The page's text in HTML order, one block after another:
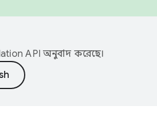
API অনুবাদ করেছে।